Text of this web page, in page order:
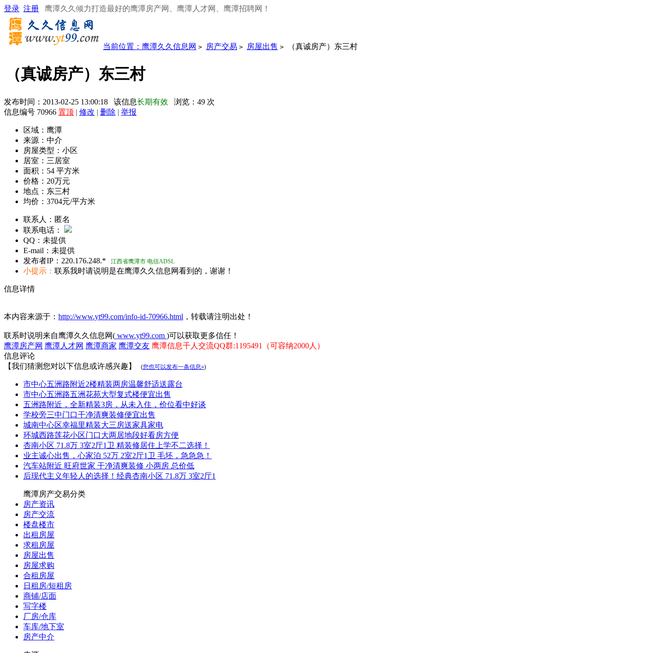
登录 注册 鹰潭久久倾力打造最好的鹰潭房产网、鹰潭人才网、鹰潭招聘网！
当前位置： 鹰潭久久信息网 > 房产交易 > 房屋出售 > （真诚房产）东三村
（真诚房产）东三村
发布时间：2013-02-25 13:00:18 该信息长期有效 浏览： 49 次
信息编号 70966 置顶 | 修改 | 删除 | 举报
区域： 鹰潭
来源： 中介
房屋类型： 小区
居室： 三居室
面积： 54 平方米
价格： 20万元
地点： 东三村
均价： 3704元/平方米
联系人： 匿名
联系电话：
QQ： 未提供
E-mail： 未提供
发布者IP： 220.176.248.* 江西省鹰潭市 电信ADSL
小提示： 联系我时请说明是在鹰潭久久信息网看到的，谢谢！
信息详情
本内容来源于： http://www.yt99.com/info-id-70966.html ，转载请注明出处！
联系时说明来自鹰潭久久信息网( www.yt99.com )可以获取更多信任！
鹰潭房产网 鹰潭人才网 鹰潭商家 鹰潭交友 鹰潭信息千人交流QQ群:1195491（可容纳2000人）
信息评论
【我们猜测您对以下信息或许感兴趣】
(您也可以发布一条信息»)
市中心五洲路附近2楼精装两房温馨舒适送露台
市中心五洲路五洲花苑大型复式楼便宜出售
五洲路附近，全新精装3房，从未入住，价位看中好谈
学校旁三中门口干净清爽装修便宜出售
城南中心区幸福里精装大三房送家具家电
环城西路莲花小区门口大两居地段好看房方便
杏南小区 71.8万 3室2厅1卫 精装修居住上学不二选择！
业主诚心出售，心家泊 52万 2室2厅1卫 毛坯，急急急！
汽车站附近 旺府世家 干净清爽装修 小两房 总价低
后现代主义年轻人的选择！经典杏南小区 71.8万 3室2厅1
鹰潭房产交易分类
房产资讯
房产交流
楼盘楼市
出租房屋
求租房屋
房屋出售
房屋求购
合租房屋
日租房/短租房
商铺/店面
写字楼
厂房/仓库
车库/地下室
房产中介